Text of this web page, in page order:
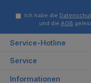
Ich habe die
und die AGB
Service-Hotline
Service
Informationen